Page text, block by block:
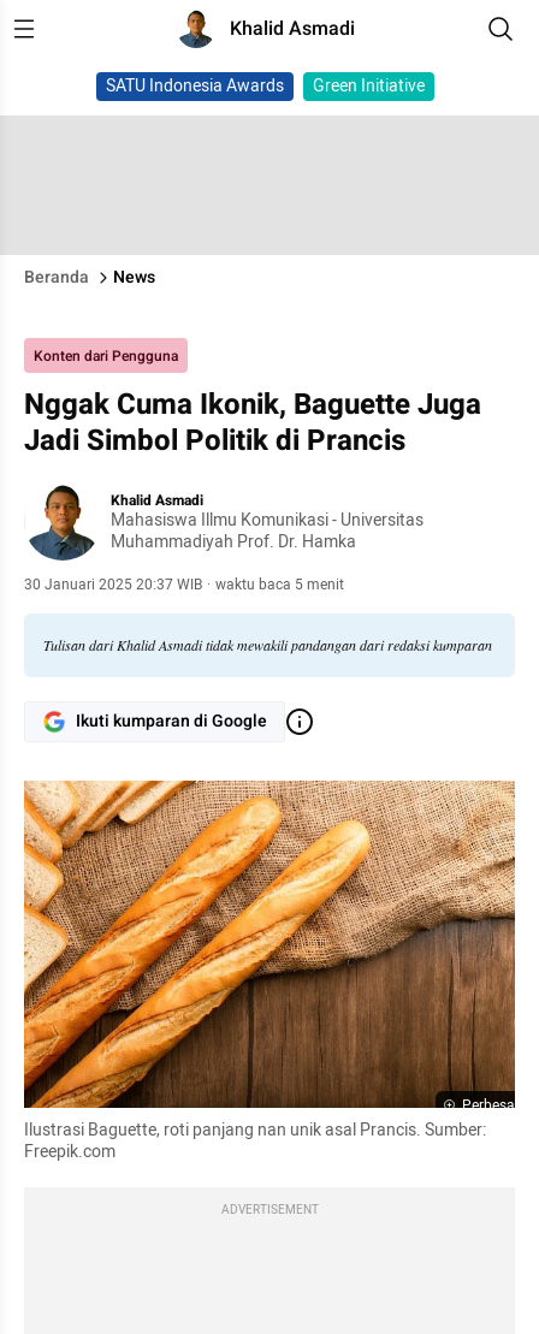
Khalid Asmadi
SATU Indonesia Awards Green Initiative
Beranda News
Konten dari Pengguna
Nggak Cuma Ikonik, Baguette Juga
Jadi Simbol Politik di Prancis
Khalid Asmadi
Mahasiswa Illmu Komunikasi - Universitas
Muhammadiyah Prof. Dr. Hamka
30 Januari 2025 20:37 WIB · waktu baca 5 menit
Tulisan dari Khalid Asmadi tidak mewakili pandangan dari redaksi kumparan
Ikuti kumparan di Google
Perbesar
Ilustrasi Baguette, roti panjang nan unik asal Prancis. Sumber:
Freepik.com
ADVERTISEMENT